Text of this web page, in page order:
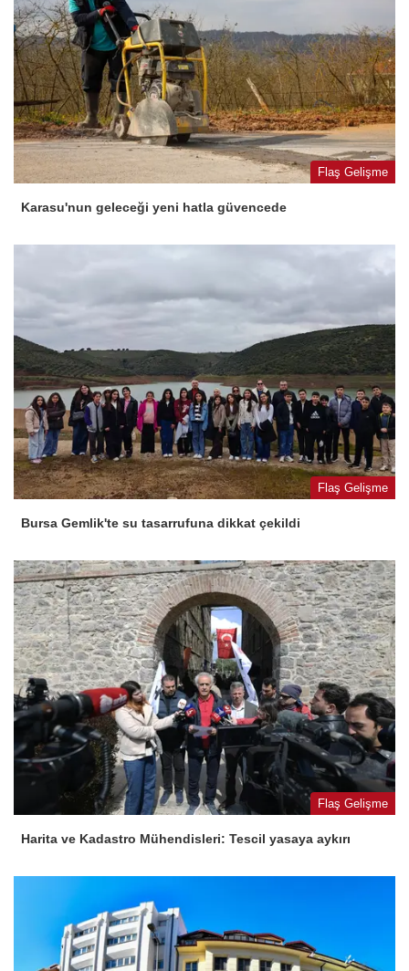
Flaş Gelişme
Karasu'nun geleceği yeni hatla güvencede
Flaş Gelişme
Bursa Gemlik'te su tasarrufuna dikkat çekildi
Flaş Gelişme
Harita ve Kadastro Mühendisleri: Tescil yasaya aykırı